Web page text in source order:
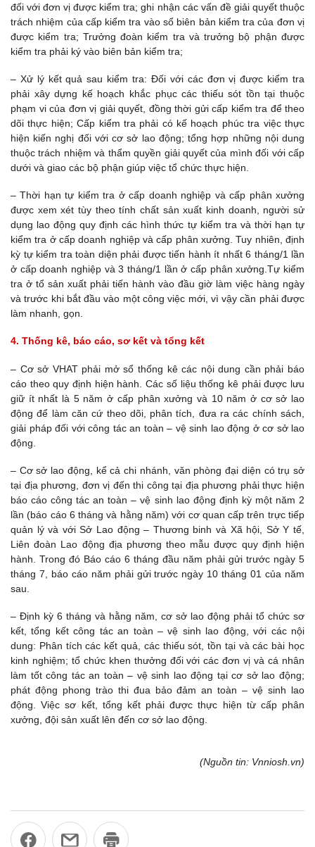
đối với đơn vị được kiểm tra; ghi nhận các vấn đề giải quyết thuộc
trách nhiệm của cấp kiểm tra vào sổ biên bản kiểm tra của đơn vị
được kiểm tra; Trưởng đoàn kiểm tra và trưởng bộ phận được
kiểm tra phải ký vào biên bản kiểm tra;
– Xử lý kết quả sau kiểm tra: Đối với các đơn vị được kiểm tra
phải xây dựng kế hoạch khắc phục các thiếu sót tồn tại thuộc
phạm vi của đơn vị giải quyết, đồng thời gửi cấp kiểm tra để theo
dõi thực hiện; Cấp kiểm tra phải có kế hoạch phúc tra việc thực
hiện kiến nghị đối với cơ sở lao động; tổng hợp những nội dung
thuộc trách nhiệm và thẩm quyền giải quyết của mình đối với cấp
dưới và giao các bộ phận giúp việc tổ chức thực hiện.
– Thời hạn tự kiểm tra ở cấp doanh nghiệp và cấp phân xưởng
được xem xét tùy theo tính chất sản xuất kinh doanh, người sử
dụng lao động quy định các hình thức tự kiểm tra và thời hạn tự
kiểm tra ở cấp doanh nghiệp và cấp phân xưởng. Tuy nhiên, định
kỳ tự kiểm tra toàn diện phải được tiến hành ít nhất 6 tháng/1 lần
ở cấp doanh nghiệp và 3 tháng/1 lần ở cấp phân xưởng.Tự kiểm
tra ở tổ sản xuất phải tiến hành vào đầu giờ làm việc hàng ngày
và trước khi bắt đầu vào một công việc mới, vì vậy cần phải được
làm nhanh, gọn.
4. Thống kê, báo cáo, sơ kết và tổng kết
– Cơ sở VHAT phải mở sổ thống kê các nội dung cần phải báo
cáo theo quy định hiện hành. Các số liệu thống kê phải được lưu
giữ ít nhất là 5 năm ở cấp phân xưởng và 10 năm ở cơ sở lao
động để làm căn cứ theo dõi, phân tích, đưa ra các chính sách,
giải pháp đối với công tác an toàn – vệ sinh lao động ở cơ sở lao
động.
– Cơ sở lao động, kể cả chi nhánh, văn phòng đại diện có trụ sở
tại địa phương, đơn vị đến thi công tại địa phương phải thực hiện
báo cáo công tác an toàn – vệ sinh lao động định kỳ một năm 2
lần (báo cáo 6 tháng và hằng năm) với cơ quan cấp trên trực tiếp
quản lý và với Sở Lao động – Thương binh và Xã hội, Sở Y tế,
Liên đoàn Lao động địa phương theo mẫu được quy định hiện
hành. Trong đó Báo cáo 6 tháng đầu năm phải gửi trước ngày 5
tháng 7, báo cáo năm phải gửi trước ngày 10 tháng 01 của năm
sau.
– Định kỳ 6 tháng và hằng năm, cơ sở lao động phải tổ chức sơ
kết, tổng kết công tác an toàn – vệ sinh lao động, với các nội
dung: Phân tích các kết quả, các thiếu sót, tồn tại và các bài học
kinh nghiệm; tổ chức khen thưởng đối với các đơn vị và cá nhân
làm tốt công tác an toàn – vệ sinh lao động tại cơ sở lao động;
phát động phong trào thi đua bảo đảm an toàn – vệ sinh lao
động. Việc sơ kết, tổng kết phải được thực hiện từ cấp phân
xưởng, đội sản xuất lên đến cơ sở lao động.
(Nguồn tin: Vnniosh.vn)